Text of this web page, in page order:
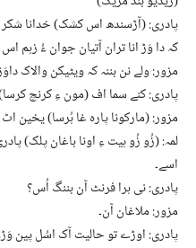
پادری: (آڑسندھ اس کشک) خدانا شکر
کہ دا وَڑ انا تران آتیان جوان ءُ زہم
مزور: ولے نن بننہ کہ ویٹیکن والاک
پادری: کنے سما اف (مون ءِ کرنچ
مزور: (مارکونا پارہ غا ہُرسا) یخین
لمہ: (زُو زُو ہیت ءِ اونا باغان پلک)
اسے۔
پادری: نی ہرا فرنٹ آن بننگ اُس؟
مزور: ملاغان آن۔
پادری: اوڑے تو حالیت آک اسُل پین